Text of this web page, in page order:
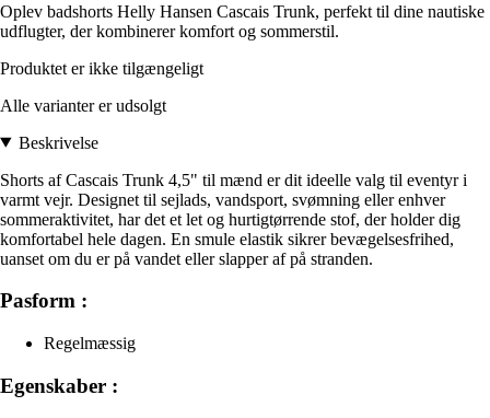
Oplev badshorts Helly Hansen Cascais Trunk, perfekt til dine nautiske
udflugter, der kombinerer komfort og sommerstil.
Produktet er ikke tilgængeligt
Alle varianter er udsolgt
Beskrivelse
Shorts af Cascais Trunk 4,5" til mænd er dit ideelle valg til eventyr i
varmt vejr. Designet til sejlads, vandsport, svømning eller enhver
sommeraktivitet, har det et let og hurtigtørrende stof, der holder dig
komfortabel hele dagen. En smule elastik sikrer bevægelsesfrihed,
uanset om du er på vandet eller slapper af på stranden.
Pasform :
Regelmæssig
Egenskaber :